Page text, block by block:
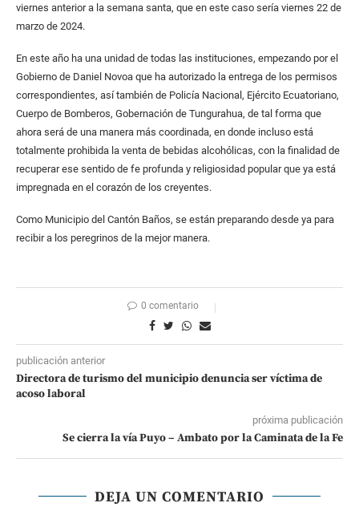
viernes anterior a la semana santa, que en este caso sería viernes 22 de
marzo de 2024.
En este año ha una unidad de todas las instituciones, empezando por el
Gobierno de Daniel Novoa que ha autorizado la entrega de los permisos
correspondientes, así también de Policía Nacional, Ejército Ecuatoriano,
Cuerpo de Bomberos, Gobernación de Tungurahua, de tal forma que
ahora será de una manera más coordinada, en donde incluso está
totalmente prohibida la venta de bebidas alcohólicas, con la finalidad de
recuperar ese sentido de fe profunda y religiosidad popular que ya está
impregnada en el corazón de los creyentes.
Como Municipio del Cantón Baños, se están preparando desde ya para
recibir a los peregrinos de la mejor manera.
0 comentario
publicación anterior
Directora de turismo del municipio denuncia ser víctima de
acoso laboral
próxima publicación
Se cierra la vía Puyo – Ambato por la Caminata de la Fe
DEJA UN COMENTARIO